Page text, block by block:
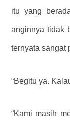
itu yang
anginnya tidak
ternyata sangat
“Begitu ya.
“Kami masih